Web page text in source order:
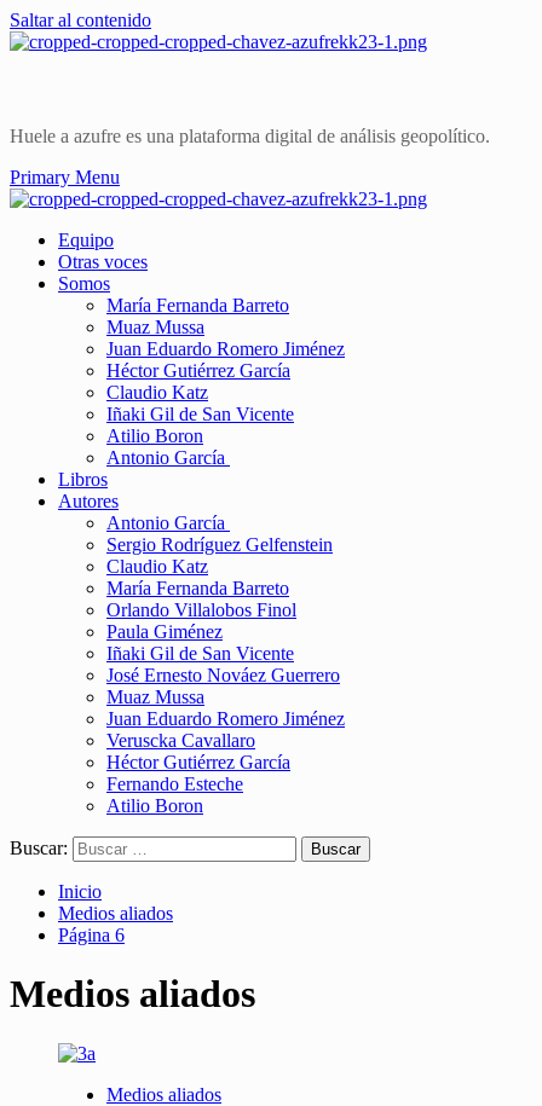
Saltar al contenido
Huele a azufre es una plataforma digital de análisis geopolítico.
Primary Menu
Equipo
Otras voces
Somos
María Fernanda Barreto
Muaz Mussa
Juan Eduardo Romero Jiménez
Héctor Gutiérrez García
Claudio Katz
Iñaki Gil de San Vicente
Atilio Boron
Antonio García
Libros
Autores
Antonio García
Sergio Rodríguez Gelfenstein
Claudio Katz
María Fernanda Barreto
Orlando Villalobos Finol
Paula Giménez
Iñaki Gil de San Vicente
José Ernesto Nováez Guerrero
Muaz Mussa
Juan Eduardo Romero Jiménez
Veruscka Cavallaro
Héctor Gutiérrez García
Fernando Esteche
Atilio Boron
Buscar:
Inicio
Medios aliados
Página 6
Medios aliados
Medios aliados